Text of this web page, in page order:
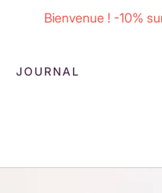
Bienvenue ! -10%
JOURNAL